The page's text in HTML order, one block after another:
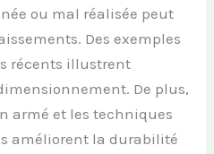
ou mal réalisée peut
Des exemples
récents illustrent
De plus,
armé et les techniques
améliorent la durabilité